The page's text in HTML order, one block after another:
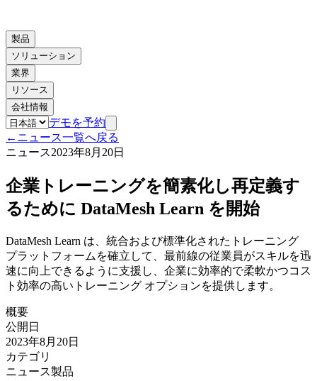
製品
ソリューション
業界
リソース
会社情報
デモを予約
← ニュース一覧へ戻る
ニュース2023年8月20日
企業トレーニングを簡素化し再定義す
るために DataMesh Learn を開始
DataMesh Learn は、統合および標準化されたトレーニング
プラットフォームを確立して、最前線の従業員がスキルを迅
速に向上できるように支援し、企業に効率的で柔軟かつコス
ト効率の高いトレーニング オプションを提供します。
概要
公開日
2023年8月20日
カテゴリ
ニュース製品